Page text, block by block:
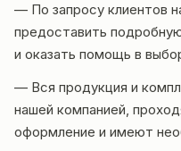
— По запросу клиентов
предоставить
и оказать помощь в
— Вся продукция и
нашей компанией,
оформление и имеют